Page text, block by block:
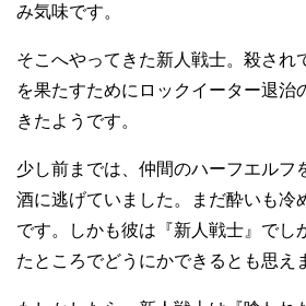
み気味です。
そこへやってきた新人戦士。殺され
を果たすためにロックイーター退治
きたようです。
少し前までは、仲間のハーフエルフ
酒に逃げていました。まだ酔いも冷
です。しかも彼は『新人戦士』でし
たところでどうにかできるとも思え